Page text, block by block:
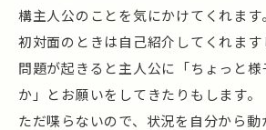
構主人公のことを気にかけてくれます。
初対面のときは自己紹介してくれま
問題が起きると主人公に「ちょっと様
か」とお願いをしてきたりもします。
ただ喋らないので、状況を自分から動